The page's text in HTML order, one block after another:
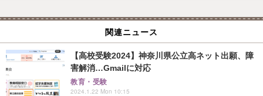
関連ニュース
【高校受験2024】神奈川県公立高ネット出願、障
害解消…Gmailに対応
教育・受験
2024.1.22 Mon 10:15